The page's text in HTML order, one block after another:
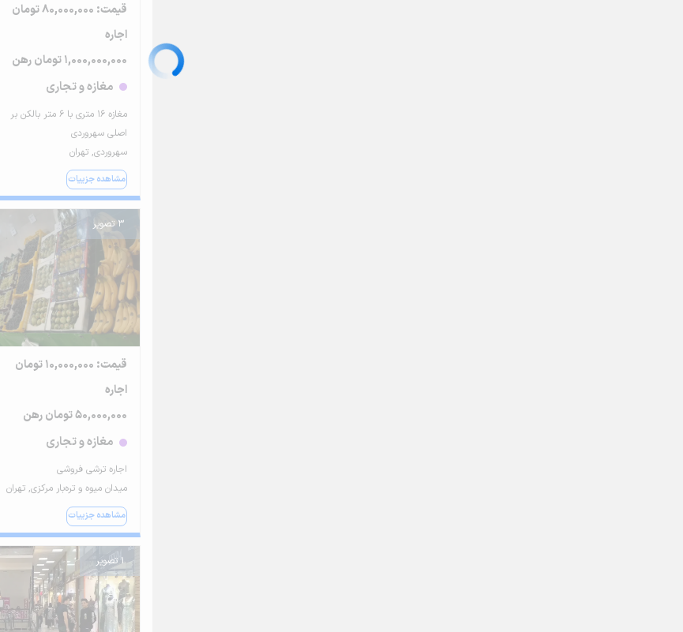
قیمت: 80,000,000 تومان
اجاره
1,000,000,000 تومان رهن
مغازه و تجاری
مغازه ۱۶ متری با ۶ متر بالکن بر
اصلی سهروردی
سهروردی, تهران
مشاهده جزییات
3 تصویر
قیمت: 10,000,000 تومان
اجاره
50,000,000 تومان رهن
مغازه و تجاری
اجاره ترشی فروشی
میدان میوه و تره‌بار مرکزی, تهران
مشاهده جزییات
1 تصویر